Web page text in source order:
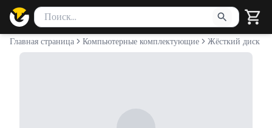
Поиск товаров
Введите минимум 2 символа для поиска. Нажмите Enter
Главная страница Компьютерные комплектующие Жёсткий диск (